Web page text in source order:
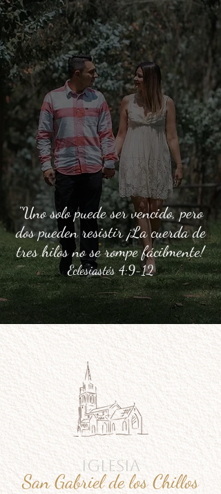
"Uno solo puede ser vencido, pero
dos pueden resistir ¡La cuerda de
tres hilos no se rompe fácilmente!
Eclesiastés 4:9-12
San Gabriel de los Chillos
IGLESIA